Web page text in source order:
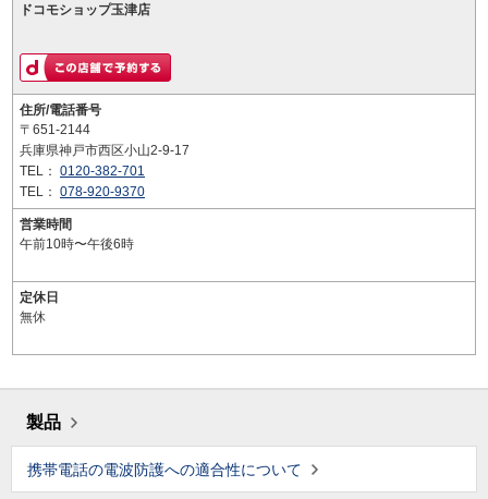
ドコモショップ玉津店
住所/電話番号
〒651-2144
兵庫県神戸市西区小山2-9-17
TEL： 0120-382-701
TEL： 078-920-9370
営業時間
午前10時〜午後6時
定休日
無休
製品
携帯電話の電波防護への適合性について